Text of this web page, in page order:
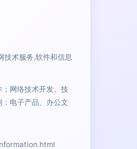
技术服务,软件和信息
网络技术开发、技
电子产品、办公文